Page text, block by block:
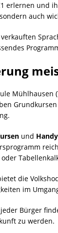
erlernen und
auch
und
die
im
Bürger
zu werden.